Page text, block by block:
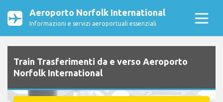
Aeroporto Norfolk International
Informazioni e servizi aeroportuali essenziali
Train Trasferimenti da e verso Aeroporto
Norfolk International